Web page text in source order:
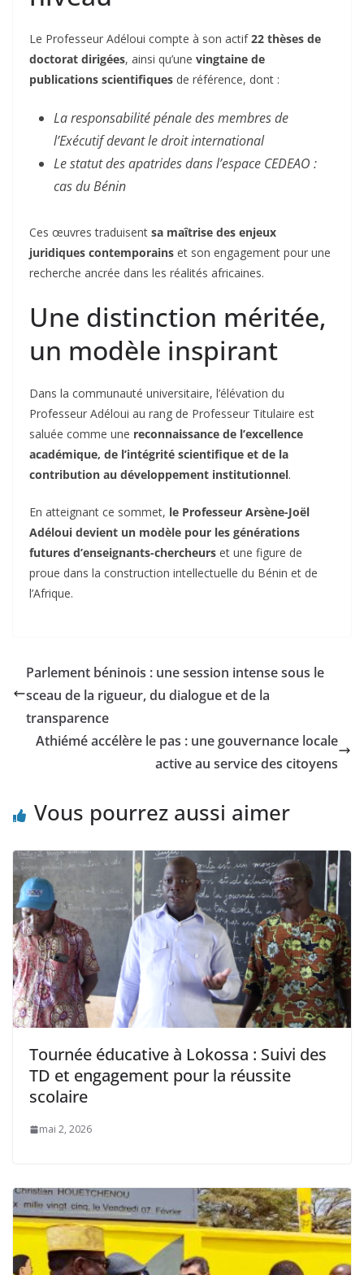
Le Professeur Adéloui compte à son actif22 thèses de
doctorat dirigées, ainsi qu’une vingtaine de
publications scientifiques de référence, dont :
La responsabilité pénale des membres de
l’Exécutif devant le droit international
Le statut des apatrides dans l’espace CEDEAO :
cas du Bénin
Ces œuvres traduisent sa maîtrise des enjeux
juridiques contemporains et son engagement pour une
recherche ancrée dans les réalités africaines.
Une distinction méritée,
un modèle inspirant
Dans la communauté universitaire, l’élévation du
Professeur Adéloui au rang de Professeur Titulaire est
saluée comme une reconnaissance de l’excellence
académique, de l’intégrité scientifique et de la
contribution au développement institutionnel.
En atteignant ce sommet, le Professeur Arsène-Joël
Adéloui devient un modèle pour les générations
futures d’enseignants-chercheurs et une figure de
proue dans la construction intellectuelle du Bénin et de
l’Afrique.
Parlement béninois : une session intense sous le
sceau de la rigueur, du dialogue et de la
transparence
Athiémé accélère le pas : une gouvernance locale
active au service des citoyens
Vous pourrez aussi aimer
‎Tournée éducative à Lokossa : Suivi des
TD et engagement pour la réussite
scolaire
mai 2, 2026